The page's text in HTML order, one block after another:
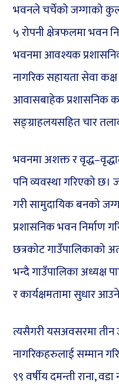
भवनले चर्चेको जग्गाको
५ रोपनी क्षेत्रफलमा भवन
भवनमा आवश्यक
नागरिक सहायता सेवा
आवासबाहेक प्रशासनिक
सङ्ग्राहलयसहित चार
भवनमा अशक्त र
पनि व्यवस्था गरिएको छ।
गरी सामुदायिक बनको
प्रशासनिक भवन निर्माण
छत्रकोट गाउँपालिकाको
भन्दै गाउँपालिका अध्यक्ष
र कार्यक्षमतामा सुधार
त्यसैगरी यसअवसरमा तीन
नागरिकहरुलाई सम्मान
९९ वर्षीय दमन्ती राना,